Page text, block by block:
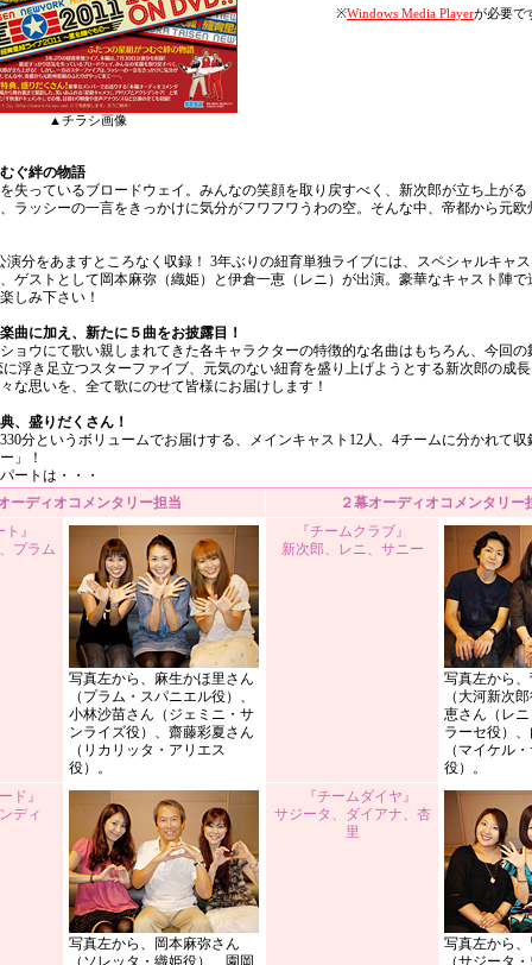
▲チラシ画像
※Windows Media Playerが必要で
ぐ絆の物語
失っているブロードウェイ。みんなの笑顔を取り戻すべく、新次郎が立ち上がる
ラッシーの一言をきっかけに気分がフワフワうわの空。そんな中、帝都から元
演分をあますところなく収録！ 3年ぶりの紐育単独ライブには、スペシャルキャ
ゲストとして岡本麻弥（織姫）と伊倉一恵（レニ）が出演。豪華なキャスト陣で
しみ下さい！
曲に加え、新たに５曲をお披露目！
ョウにて歌い親しまれてきた各キャラクターの特徴的な名曲はもちろん、今回
浮き足立つスターファイブ、元気のない紐育を盛り上げようとする新次郎の成
な思いを、全て歌にのせて皆様にお届けします！
、盛りだくさん！
分というボリュームでお届けする、メインキャスト12人、4チームに分かれて
」！
ートは・・・
ーディオコメンタリー担当
２幕オーディオコメンタリー
』
プラム
写真左から、麻生かほ里さん
（プラム・スパニエル役）、
小林沙苗さん（ジェミニ・サ
ンライズ役）、齋藤彩夏さん
（リカリッタ・アリエス
役）。
『チームクラブ』
新次郎、レニ、サニー
写真左から
（大河新次
恵さん（レ
ラーセ役）
（マイケル
役）。
ド』
ディ
写真左から、岡本麻弥さん
（ソレッタ・織姫役）、園岡
『チームダイヤ』
サジータ、ダイアナ、杏
里
写真左から
（サジータ